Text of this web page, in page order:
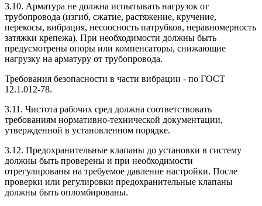
3.10. Арматура не должна испытывать нагрузок от
трубопровода (изгиб, сжатие, растяжение, кручение,
перекосы, вибрация, несоосность патрубков, неравномерность
затяжки крепежа). При необходимости должны быть
предусмотрены опоры или компенсаторы, снижающие
нагрузку на арматуру от трубопровода.
Требования безопасности в части вибрации - по ГОСТ
12.1.012-78.
3.11. Чистота рабочих сред должна соответствовать
требованиям нормативно-технической документации,
утвержденной в установленном порядке.
3.12. Предохранительные клапаны до установки в систему
должны быть проверены и при необходимости
отрегулированы на требуемое давление настройки. После
проверки или регулировки предохранительные клапаны
должны быть опломбированы.